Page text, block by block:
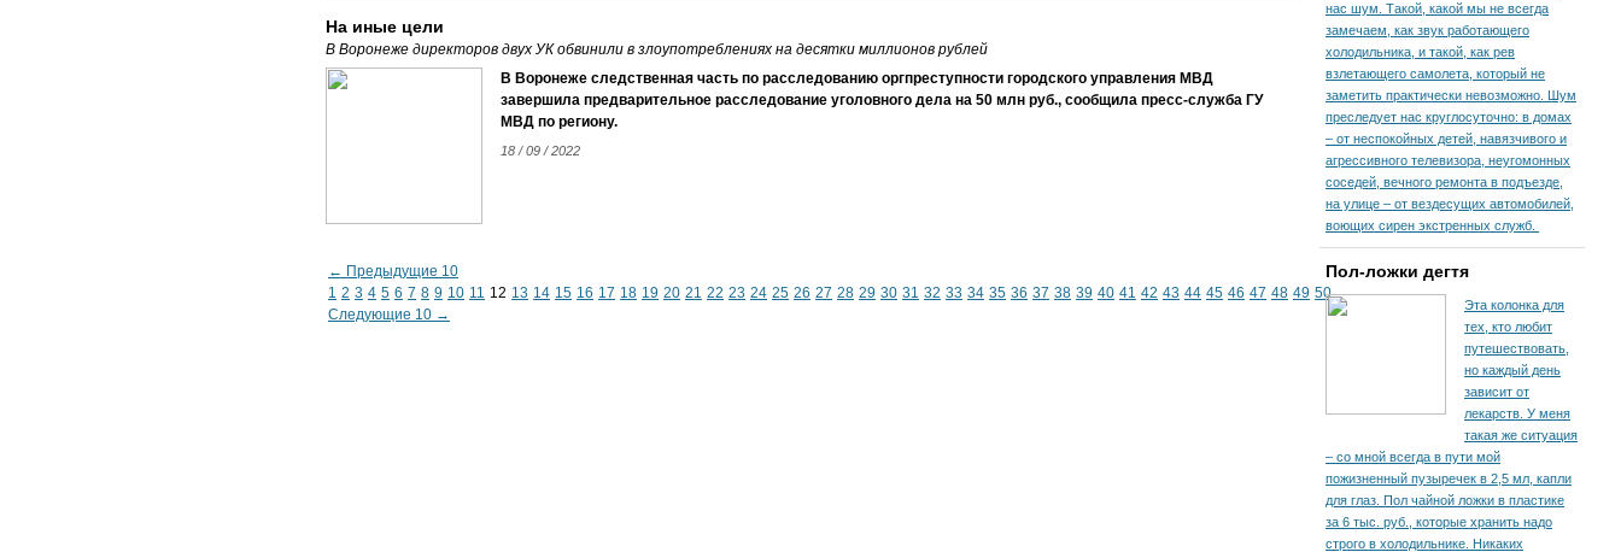
На иные цели
В Воронеже директоров двух УК обвинили в злоупотреблениях на десятки миллионов рублей
В Воронеже следственная часть по расследованию оргпреступности городского управления МВД
завершила предварительное расследование уголовного дела на 50 млн руб., сообщила пресс-служба ГУ
МВД по региону.
18 / 09 / 2022
← Предыдущие 10
1 2 3 4 5 6 7 8 9 10 11 12 13 14 15 16 17 18 19 20 21 22 23 24 25 26 27 28 29 30 31 32 33 34 35 36 37 38 39 40 41 42 43 44 45 46 47 48 49 50
Следующие 10 →
нас шум. Такой, какой мы не всегда
замечаем, как звук работающего
холодильника, и такой, как рев
взлетающего самолета, который не
заметить практически невозможно. Шум
преследует нас круглосуточно: в домах
– от неспокойных детей, навязчивого и
агрессивного телевизора, неугомонных
соседей, вечного ремонта в подъезде,
на улице – от вездесущих автомобилей,
воющих сирен экстренных служб.
Пол-ложки дегтя
Эта колонка для
тех, кто любит
путешествовать,
но каждый день
зависит от
лекарств. У меня
такая же ситуация
– со мной всегда в пути мой
пожизненный пузыречек в 2,5 мл, капли
для глаз. Пол чайной ложки в пластике
за 6 тыс. руб., которые хранить надо
строго в холодильнике. Никаких